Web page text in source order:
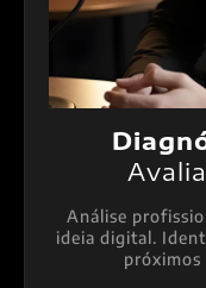
Análise
ideia digital.
próximos